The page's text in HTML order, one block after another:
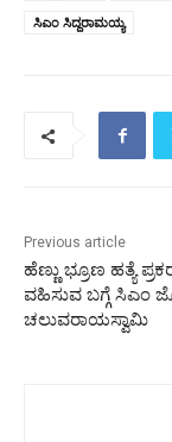
ಸಿಎಂ ಸಿದ್ದರಾಮಯ್ಯ
Previous article
ಹೆಣ್ಣು ಭ್ರೂಣ ಹತ್ಯೆ
ವಹಿಸುವ ಬಗ್ಗೆ ಸಿಎಂ
ಚಲುವರಾಯಸ್ವಾಮಿ